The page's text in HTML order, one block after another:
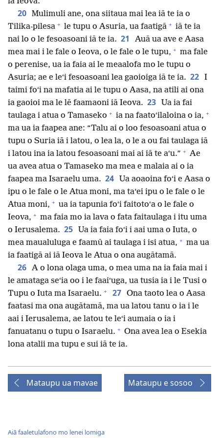
20 Mulimuli ane, ona siitaua mai lea iā te ia o
Tilika-pilesa + le tupu o Asuria, ua faatigā + iā te ia
nai lo o le fesoasoani iā te ia. 21
Auā ua ave e Aasa
mea mai i le fale o Ieova, o le fale o le tupu, + ma fale
o perenise, ua ia faia ai le meaalofa mo le tupu o
Asuria; ae e leʻi fesoasoani lea gaoioiga iā te ia. 22 I
taimi foʻi na mafatia ai le tupu o Aasa, na atili ai ona
ia gaoioi ma le lē faamaoni iā Ieova. 23
Ua ia fai
taulaga i atua o Tamaseko + ia na faatoʻilaloina o ia, +
ma ua ia faapea ane: “Talu ai o loo fesoasoani atua o
tupu o Suria iā i latou, o lea la, o le a ou fai taulaga iā
i latou ina ia latou fesoasoani mai ai iā te aʻu.” + Ae
ua avea atua o Tamaseko ma mea e malaia ai o ia
faapea ma Isaraelu uma. 24
Ua aoaoina foʻi e Aasa o
ipu o le fale o le Atua moni, ma ta‘ei ipu o le fale o le
Atua moni, + ua ia tapunia foʻi faitotoʻa o le fale o
Ieova, + ma faia mo ia lava o fata faitaulaga i itu uma
o Ierusalema. 25
Ua ia faia foʻi i aai uma o Iuta, o
mea maualuluga e faamū ai taulaga i isi atua, + ma ua
ia faatigā ai iā Ieova le Atua o ona augātamā.
26 A o lona olaga uma, o mea uma na ia faia mai i
le amataga seʻia oo i le faaiʻuga, ua tusia ia i le Tusi o
Tupu o Iuta ma Isaraelu. + 27 Ona taoto lea o Aasa
faatasi ma ona augātamā, ma ua latou tanu o ia i le
aai i Ierusalema, ae latou te leʻi aumaia o ia i
fanuatanu o tupu o Isaraelu. + Ona avea lea o Esekia
lona atalii ma tupu e sui iā te ia.
Mataupu ua mavae Mataupu e sosoo
Aiā faaletulafono mo lenei lomiga